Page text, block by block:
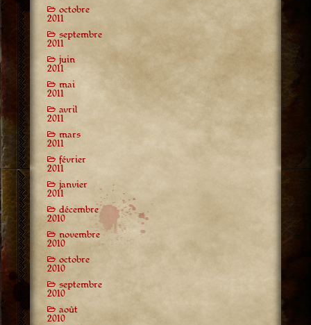
octobre
2011
septembre
2011
juin
2011
mai
2011
avril
2011
mars
2011
février
2011
janvier
2011
décembre
2010
novembre
2010
octobre
2010
septembre
2010
août
2010